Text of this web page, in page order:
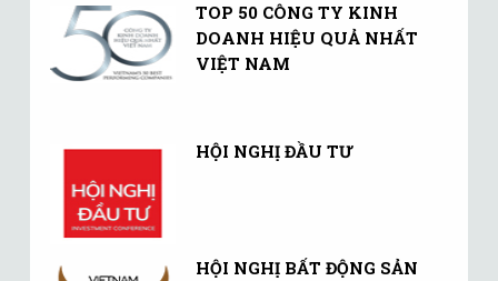
TOP 50 CÔNG TY KINH
DOANH HIỆU QUẢ NHẤT
VIỆT NAM
HỘI NGHỊ ĐẦU TƯ
HỘI NGHỊ BẤT ĐỘNG SẢN